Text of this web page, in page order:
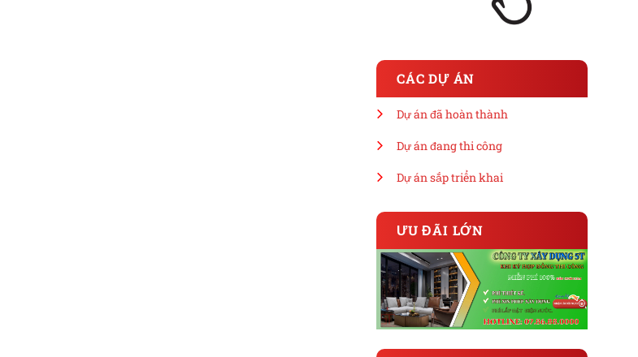
CÁC DỰ ÁN
Dự án đã hoàn thành
Dự án đang thi công
Dự án sắp triển khai
ƯU ĐÃI LỚN